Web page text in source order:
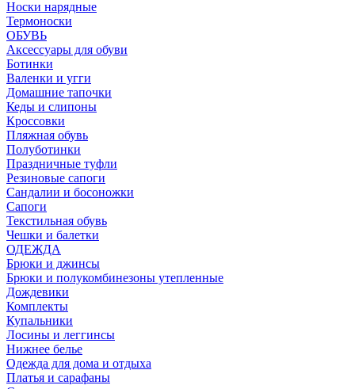
Носки нарядные
Термоноски
ОБУВЬ
Аксессуары для обуви
Ботинки
Валенки и угги
Домашние тапочки
Кеды и слипоны
Кроссовки
Пляжная обувь
Полуботинки
Праздничные туфли
Резиновые сапоги
Сандалии и босоножки
Сапоги
Текстильная обувь
Чешки и балетки
ОДЕЖДА
Брюки и джинсы
Брюки и полукомбинезоны утепленные
Дождевики
Комплекты
Купальники
Лосины и леггинсы
Нижнее белье
Одежда для дома и отдыха
Платья и сарафаны